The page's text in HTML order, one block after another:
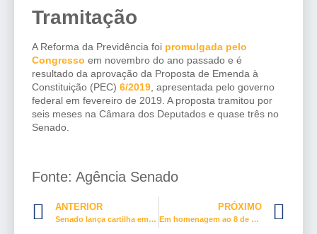
Tramitação
A Reforma da Previdência foi promulgada pelo
Congresso em novembro do ano passado e é
resultado da aprovação da Proposta de Emenda à
Constituição (PEC) 6/2019, apresentada pelo governo
federal em fevereiro de 2019. A proposta tramitou por
seis meses na Câmara dos Deputados e quase três no
Senado.
Fonte: Agência Senado
ANTERIOR
Senado lança cartilha em quadrinhos sobre Lei Maria da Penha
PRÓXIMO
Em homenagem ao 8 de março, CCJ analisa projetos de combate à violência contra a mulher